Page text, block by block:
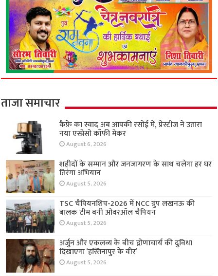
ताजा समाचार
कैफ़े का स्वाद अब आपकी रसोई में, प्रेस्टीज ने उतारा
नया एस्प्रेसो कॉफी मेकर
August 6, 2026
शहीदों के सम्मान और जनजागरण के साथ चलेगा हर घर
तिरंगा अभियान
August 5, 2026
TSC चैंपियनशिप-2026 में NCC ग्रुप लखनऊ की
बालक टीम बनी ओवरऑल चैंपियन
August 5, 2026
अर्जुन और एकलव्य के बीच द्रोणाचार्य की दुविधा
दिखाएगा ‘हस्तिनापुर के वीर’
August 5, 2026